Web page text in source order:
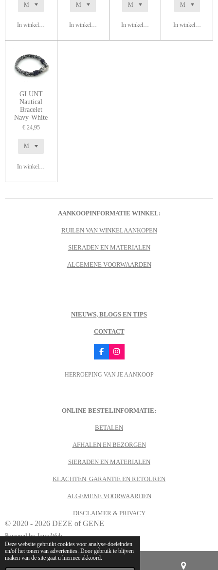
Deze website gebruikt cookies voor analyse-doeleinden
en/of het tonen van advertenties. Door gebruik te blijven
maken van de site gaat u hiermee akkoord.
In winkelwagen In winkelwagen In winkelwagen In winkelwagen
GLUNT
Nautical
Bracelet
Navy-White
€ 24,95
In winkelwagen
AANKOOPINFORMATIE WINKEL:
RUILEN VAN WINKELAANKOPEN
SIERADEN EN MATERIALEN
ALGEMENE VOORWAARDEN
NIEUWS, BLOGS EN TIPS
CONTACT
F
a
e
I
n
t
m
HERROEPING VAN JE AANKOOP
ONLINE BESTELINFORMATIE:
BETALEN
AFHALEN EN BEZORGEN
SIERADEN EN MATERIALEN
KLACHTEN, GARANTIE EN RETOUREN
ALGEMENE VOORWAARDEN
DISCLAIMER & PRIVACY
© 2020 - 2026 DEZE of GENE
Powered byJouwWeb